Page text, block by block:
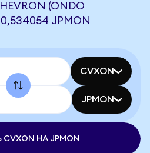
(ONDO
JPMON
CVXON
JPMON
НА JPMON